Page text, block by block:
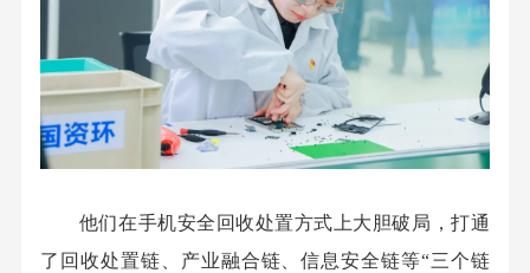
他们在手机安全回收处置方式上大胆破局，打通
了回收处置链、产业融合链、信息安全链等“三个链